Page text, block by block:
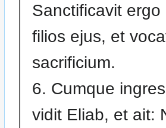
Sanctificavit ergo
filios ejus, et
sacrificium.
6. Cumque
vidit Eliab, et ait: